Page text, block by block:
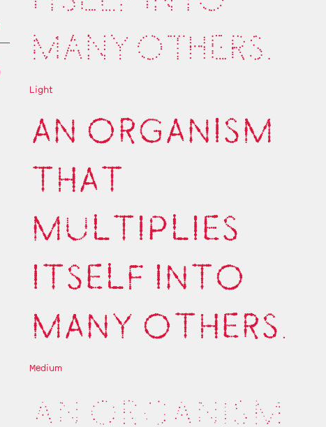
MANY OTHERS.
Light
AN ORGANISM
THAT
MULTIPLIES
ITSELF INTO
MANY OTHERS.
Medium
AN ORGANISM